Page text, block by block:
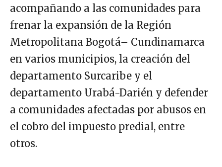
acompañando a las comunidades para
frenar la expansión de la Región
Metropolitana Bogotá– Cundinamarca
en varios municipios, la creación del
departamento Surcaribe y el
departamento Urabá-Darién y defender
a comunidades afectadas por abusos en
el cobro del impuesto predial, entre
otros.